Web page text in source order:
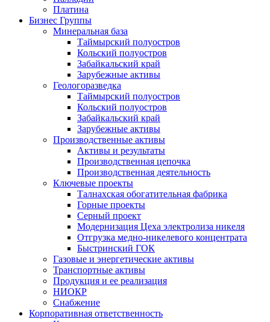
Платина
Бизнес Группы
Минеральная база
Таймырский полуостров
Кольский полуостров
Забайкальский край
Зарубежные активы
Геологоразведка
Таймырский полуостров
Кольский полуостров
Забайкальский край
Зарубежные активы
Производственные активы
Активы и результаты
Производственная цепочка
Производственная деятельность
Ключевые проекты
Талнахская обогатительная фабрика
Горные проекты
Серный проект
Модернизация Цеха электролиза никеля
Отгрузка медно-никелевого концентрата
Быстринский ГОК
Газовые и энергетические активы
Транспортные активы
Продукция и ее реализация
НИОКР
Снабжение
Корпоративная ответственность